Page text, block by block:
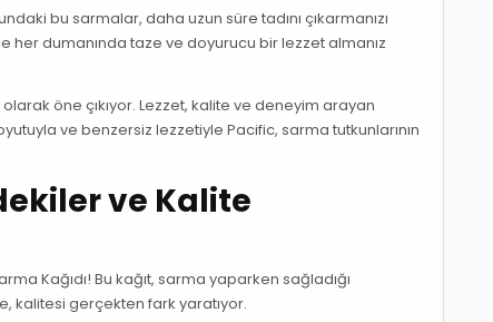
bu sarmalar, daha uzun süre tadını çıkarmanızı
her dumanında taze ve doyurucu bir lezzet almanız
öne çıkıyor. Lezzet, kalite ve deneyim arayan
ve benzersiz lezzetiyle Pacific, sarma tutkunlarının
ve Kalite
Kağıdı! Bu kağıt, sarma yaparken sağladığı
kalitesi gerçekten fark yaratıyor.